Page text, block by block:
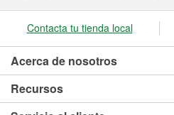
Contacta tu tienda local
Acerca de nosotros
Recursos